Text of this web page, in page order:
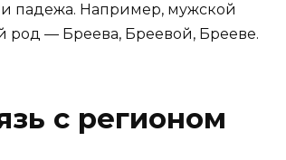
падежа. Например, мужской
род — Бреева, Бреевой, Брееве.
с регионом